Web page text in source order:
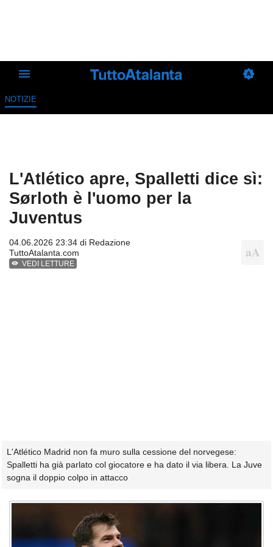
NOTIZIE
L'Atlético apre, Spalletti dice sì:
Sørloth è l'uomo per la
Juventus
04.06.2026 23:34 di Redazione
TuttoAtalanta.com
VEDI LETTURE
L'Atlético Madrid non fa muro sulla cessione del norvegese:
Spalletti ha già parlato col giocatore e ha dato il via libera. La Juve
sogna il doppio colpo in attacco